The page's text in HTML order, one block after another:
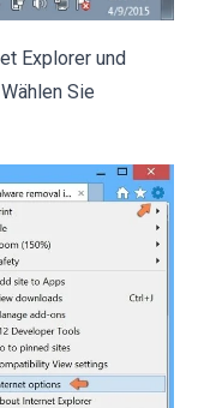
Explorer und
Wählen Sie